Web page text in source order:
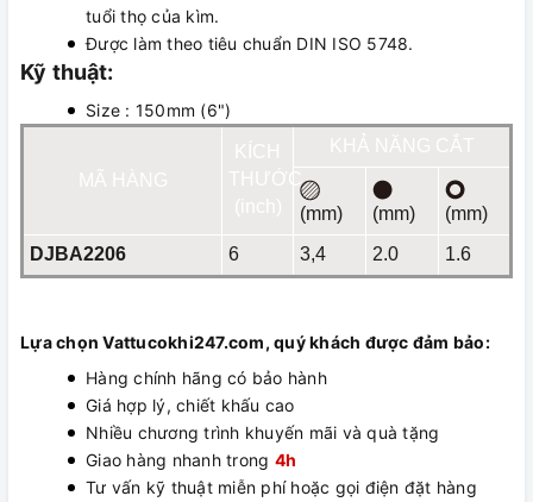
tuổi thọ của kìm.
Được làm theo tiêu chuẩn DIN ISO 5748.
Kỹ thuật:
Size : 150mm (6")
(mm) (mm)
(mm)
DJBA2206
6 3,4 2.0 1.6
Lựa chọn Vattucokhi247.com, quý khách được đảm bảo:
Hàng chính hãng có bảo hành
Giá hợp lý, chiết khấu cao
Nhiều chương trình khuyến mãi và quà tặng
Giao hàng nhanh trong 4h
Tư vấn kỹ thuật miễn phí hoặc gọi điện đặt hàng